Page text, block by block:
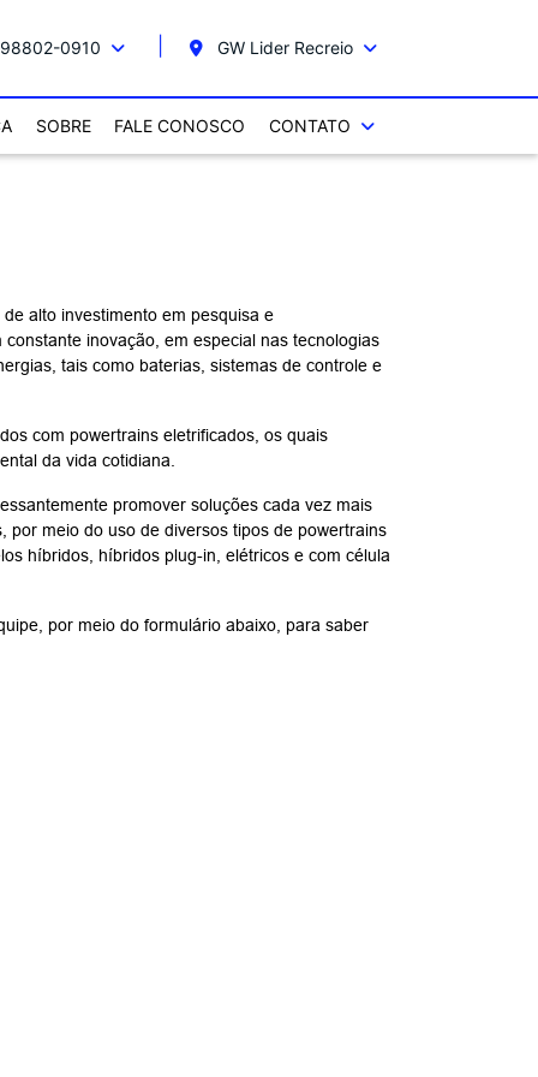
0910 GW Lider Recreio
SOBRE FALE CONOSCO CONTATO
alto investimento em pesquisa e
inovação, em especial nas tecnologias
tais como baterias, sistemas de controle e
com powertrains eletrificados, os quais
da vida cotidiana.
promover soluções cada vez mais
por meio do uso de diversos tipos de powertrains
híbridos, híbridos plug-in, elétricos e com célula
por meio do formulário abaixo, para saber